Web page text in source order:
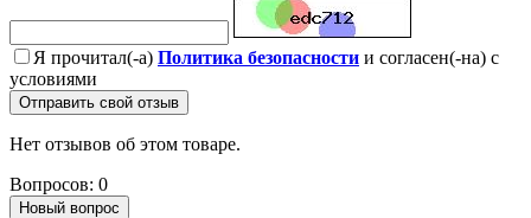
Я прочитал(-а) Политика безопасности и согласен(-на) с
условиями
Отправить свой отзыв
Нет отзывов об этом товаре.
Вопросов: 0
Новый вопрос